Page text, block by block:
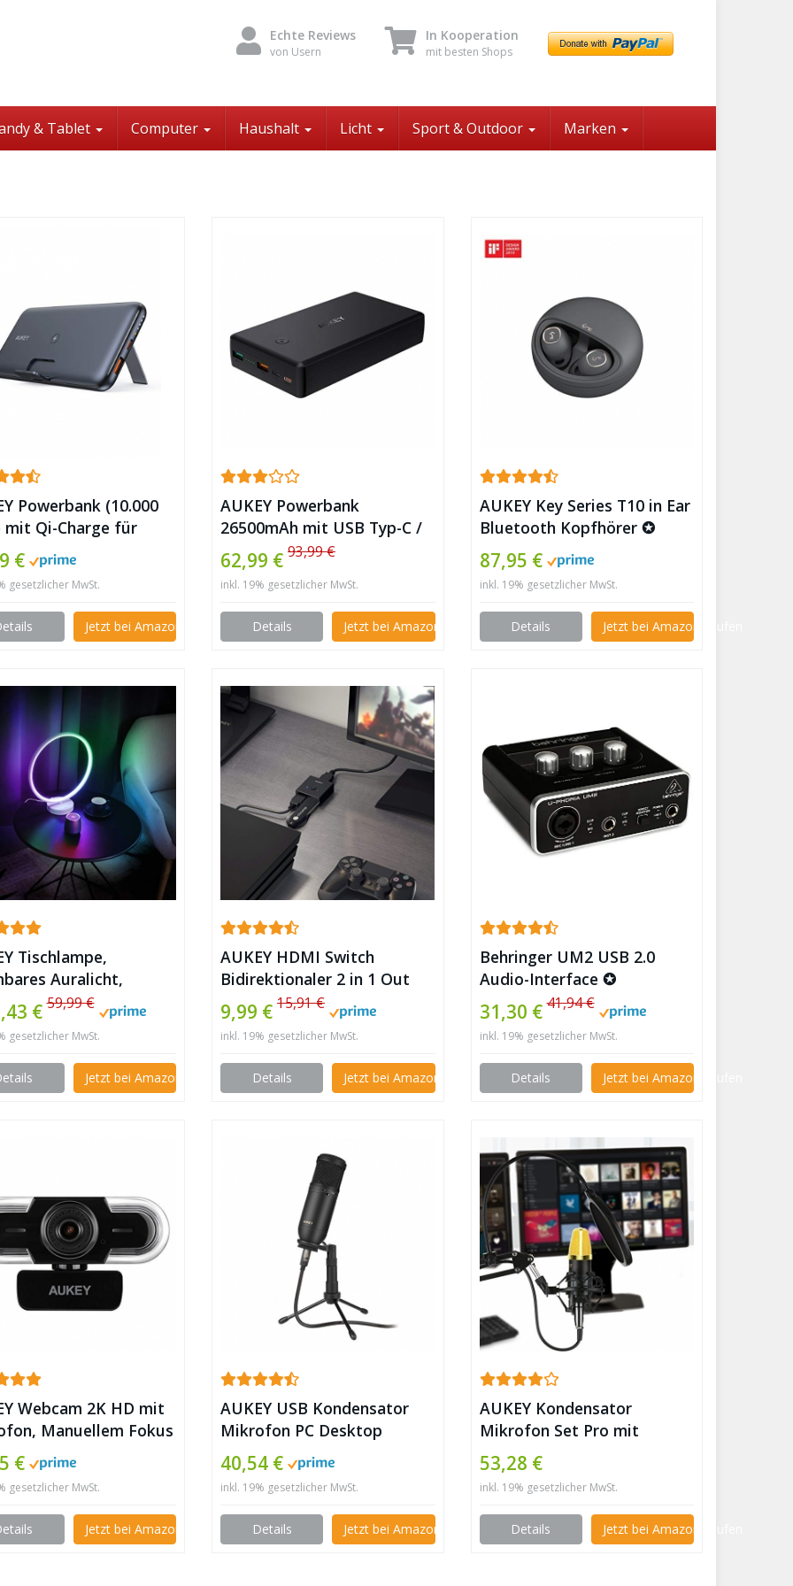
Echte Reviews
von Usern
In Kooperation
mit besten Shops
& Tablet Computer Haushalt Licht Sport & Outdoor Marken
Powerbank (10.000
mit Qi-Charge für
Laden &
Standfüßen ✪
€
gesetzlicher MwSt.
Jetzt bei Amazon kaufen
AUKEY Powerbank
26500mAh mit USB Typ-C /
Quick Charge 3.0 Externer
Akku für Laptop ✪
62,99 € 93,99 €
inkl. 19% gesetzlicher MwSt.
Details Jetzt bei Amazon kaufen
AUKEY Key Series T10 in Ear
Bluetooth Kopfhörer ✪
87,95 €
inkl. 19% gesetzlicher MwSt.
Details Jetzt bei Amazon kaufen
Tischlampe,
Auralicht,
6 Lichtmodi,
Funktion ✪
€59,99 €
gesetzlicher MwSt.
Jetzt bei Amazon kaufen
AUKEY HDMI Switch
Bidirektionaler 2 in 1 Out
Unterstützt 3D und 4K Oder
HDMI Umschalter ✪
9,99 € 15,91 €
inkl. 19% gesetzlicher MwSt.
Details Jetzt bei Amazon kaufen
Behringer UM2 USB 2.0
Audio-Interface ✪
31,30 €41,94 €
inkl. 19% gesetzlicher MwSt.
Details Jetzt bei Amazon kaufen
Webcam 2K HD mit
Manuellem Fokus
geeignet zum
auf Twitch ✪
€
gesetzlicher MwSt.
Jetzt bei Amazon kaufen
AUKEY USB Kondensator
Mikrofon PC Desktop
Microphone mit Ständer
und Windschutz ✪
40,54 €
inkl. 19% gesetzlicher MwSt.
Details Jetzt bei Amazon kaufen
AUKEY Kondensator
Mikrofon Set Pro mit
Ständer, Popschutz,
geeignet für Studio und
Rundfunk Aufnahmen ✪
53,28 €
inkl. 19% gesetzlicher MwSt.
Details Jetzt bei Amazon kaufen